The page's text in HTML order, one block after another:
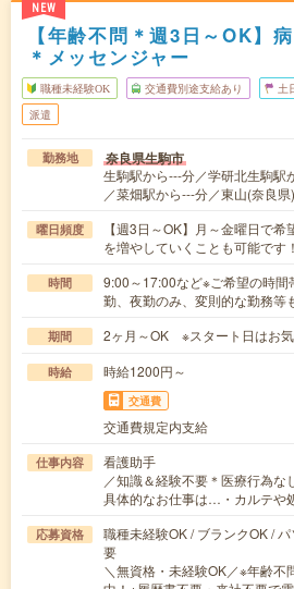
NEW
【年齢不問＊週3日～OK】
＊メッセンジャー
職種未経験OK 交通費別途支給あり 土
派遣
勤務地 奈良県生駒市
生駒駅から---分／学研北生駒駅
／菜畑駅から---分／東山(奈良
曜日頻度
【週3日～OK】月～金曜日で
を増やしていくことも可能です
時間
9:00～17:00など※ご希望の時間
勤、夜勤のみ、変則的な勤務等
期間 2ヶ月～OK ※スタート日はお気
時給 時給1200円～
交通費
交通費規定内支給
仕事内容
看護助手
／知識＆経験不要＊医療行為
具体的なお仕事は…・カルテや
応募資格
職種未経験OK / ブランクOK /
要
＼無資格・未経験OK／※年齢